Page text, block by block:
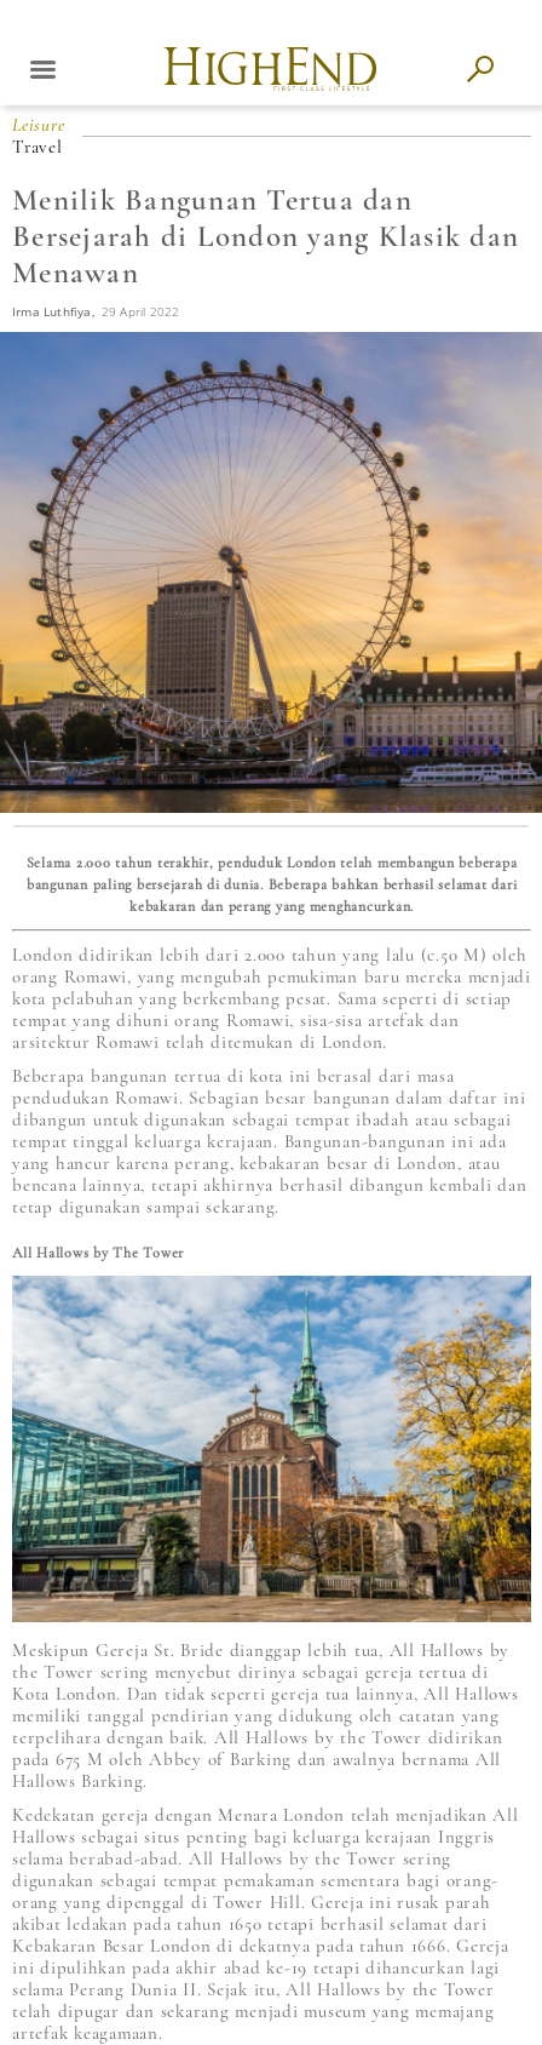
Leisure
Travel
Menilik Bangunan Tertua dan
Bersejarah di London yang Klasik dan
Menawan
Irma Luthfiya, 29 April 2022
Selama 2.000 tahun terakhir, penduduk London telah membangun beberapa
bangunan paling bersejarah di dunia. Beberapa bahkan berhasil selamat dari
kebakaran dan perang yang menghancurkan.
London didirikan lebih dari 2.000 tahun yang lalu (c.50 M) oleh
orang Romawi, yang mengubah pemukiman baru mereka menjadi
kota pelabuhan yang berkembang pesat. Sama seperti di setiap
tempat yang dihuni orang Romawi, sisa-sisa artefak dan
arsitektur Romawi telah ditemukan di London.
Beberapa bangunan tertua di kota ini berasal dari masa
pendudukan Romawi. Sebagian besar bangunan dalam daftar ini
dibangun untuk digunakan sebagai tempat ibadah atau sebagai
tempat tinggal keluarga kerajaan. Bangunan-bangunan ini ada
yang hancur karena perang, kebakaran besar di London, atau
bencana lainnya, tetapi akhirnya berhasil dibangun kembali dan
tetap digunakan sampai sekarang.
All Hallows by The Tower
Meskipun Gereja St. Bride dianggap lebih tua, All Hallows by
the Tower sering menyebut dirinya sebagai gereja tertua di
Kota London. Dan tidak seperti gereja tua lainnya, All Hallows
memiliki tanggal pendirian yang didukung oleh catatan yang
terpelihara dengan baik. All Hallows by the Tower didirikan
pada 675 M oleh Abbey of Barking dan awalnya bernama All
Hallows Barking.
Kedekatan gereja dengan Menara London telah menjadikan All
Hallows sebagai situs penting bagi keluarga kerajaan Inggris
selama berabad-abad. All Hallows by the Tower sering
digunakan sebagai tempat pemakaman sementara bagi orang-
orang yang dipenggal di Tower Hill. Gereja ini rusak parah
akibat ledakan pada tahun 1650 tetapi berhasil selamat dari
Kebakaran Besar London di dekatnya pada tahun 1666. Gereja
ini dipulihkan pada akhir abad ke-19 tetapi dihancurkan lagi
selama Perang Dunia II. Sejak itu, All Hallows by the Tower
telah dipugar dan sekarang menjadi museum yang memajang
artefak keagamaan.